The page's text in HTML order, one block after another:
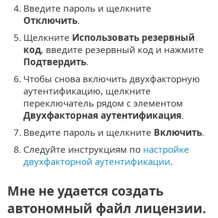
4. Введите пароль и щелкните
Отключить.
5. Щелкните Использовать резервный
код, введите резервный код и нажмите
Подтвердить.
6. Чтобы снова включить двухфакторную
аутентификацию, щелкните
переключатель рядом с элементом
Двухфакторная аутентификация.
7. Введите пароль и щелкните Включить.
8. Следуйте инструкциям по настройке
двухфакторной аутентификации.
Мне не удается создать
автономный файл лицензии.